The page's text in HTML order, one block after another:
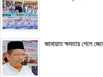
জামায়াত ক্ষমতায় গেলে